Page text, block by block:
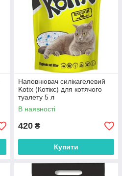
Наповнювач силікагелевий
Kotix (Котікс) для котячого
туалету 5 л
В наявності
420 ₴
Купити